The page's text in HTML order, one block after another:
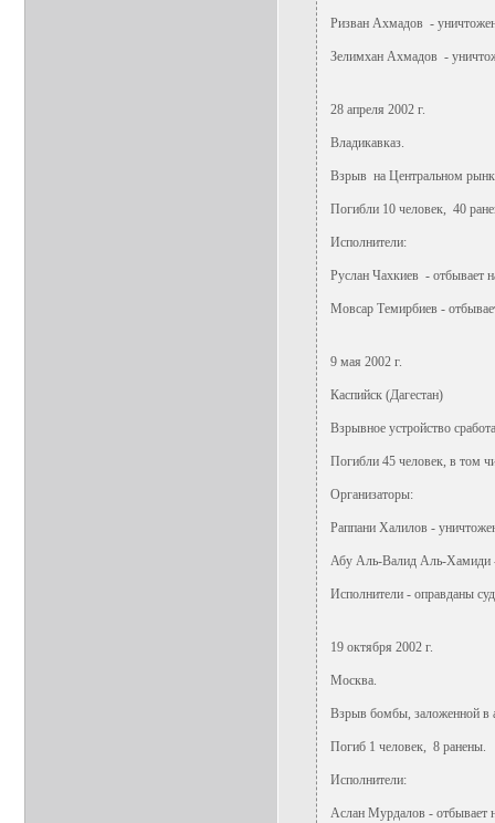
Ризван Ахмадов -
Зелимхан Ахмадов -
28 апреля 2002 г.
Владикавказ.
Взрыв на Центральном
Погибли 10 человек, 40
Исполнители:
Руслан Чахкиев - отбывает
Мовсар Темирбиев -
9 мая 2002 г.
Каспийск (Дагестан)
Взрывное устройство
Погибли 45 человек, в том
Организаторы:
Раппани Халилов -
Абу Аль-Валид Аль-Хамиди
Исполнители - оправданы
19 октября 2002 г.
Москва.
Взрыв бомбы, заложенной в
Погиб 1 человек, 8 ранены.
Исполнители:
Аслан Мурдалов - отбывает